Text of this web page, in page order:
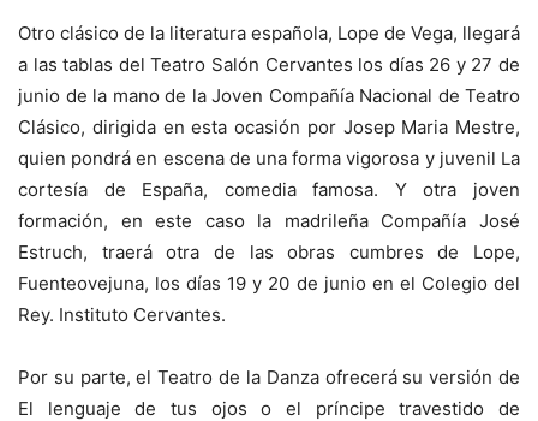
Otro clásico de la literatura española, Lope de Vega, llegará
a las tablas del Teatro Salón Cervantes los días 26 y 27 de
junio de la mano de la Joven Compañía Nacional de Teatro
Clásico, dirigida en esta ocasión por Josep Maria Mestre,
quien pondrá en escena de una forma vigorosa y juvenil La
cortesía de España, comedia famosa. Y otra joven
formación, en este caso la madrileña Compañía José
Estruch, traerá otra de las obras cumbres de Lope,
Fuenteovejuna, los días 19 y 20 de junio en el Colegio del
Rey. Instituto Cervantes.
Por su parte, el Teatro de la Danza ofrecerá su versión de
El lenguaje de tus ojos o el príncipe travestido de